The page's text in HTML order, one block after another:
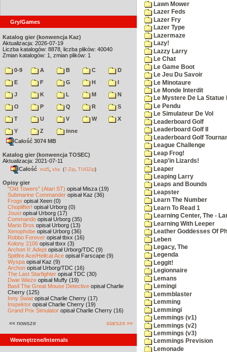
Gry/Games
Katalog gier (konwencja Kaz)
Aktualizacja: 2026-07-19
Liczba katalogów: 8878, liczba plików: 40040
Zmian katalogów: 1, zmian plików: 1
0-9 A B C
D
E
F G H
I
J
K L M
N
O
P Q R
S
T
U V W
X
Y
Z
inne
Całość 3074 MB
Katalog gier (konwencja TOSEC)
Aktualizacja: 2021-07-11
Całość md5 sha (7-Zip TUGZip)
Opisy gier
"Old Towers" (Atari ST) opisał Misza (19)
Submarine Commander opisał Kaz (36)
Frogs opisał Xeen (0)
Choplifter! opisał Urborg (0)
Joust opisał Urborg (17)
Commando opisał Urborg (35)
Mario Bros opisał Urborg (13)
Xenophobe opisał Urborg (36)
Robbo Forever opisał tbxx (16)
Kolony 2106 opisał tbxx (3)
Archon II: Adept opisał Urborg/TDC (9)
Spitfire Ace/Hellcat Ace opisał Farscape (9)
Wyspa opisał Kaz (9)
Archon opisał Urborg/TDC (16)
The Last Starfighter opisał TDC (30)
Dwie Wieże opisał Muffy (19)
Basil The Great Mouse Detective opisał Charlie
Cherry (125)
Inny Świat opisał Charlie Cherry (17)
Inspektor opisał Charlie Cherry (19)
Grand Prix Simulator opisał Charlie Cherry (16)
«« nowsze starsze »»
Wewnętrzne/Internals
Lawn Mower
Lazer Feds
Lazer Fry
Lazer Type
Lazermaze
Lazy!
Lazzy Larry
Le Chat
Le Game Boot
Le Jeu Du Savoir
Le Minotaure
Le Monde Interdit
Le Mystere De La Statue
Le Pendu
Le Simulateur De Vol
Leaderboard Golf
Leaderboard Golf II
Leaderboard Golf
League Challenge
Leap Frog!
Leap'in Lizards!
Leaper
Leaping Larry
Leaps and Bounds
Leapster
Learn The Number
Learn To Read 1
Learning Center, The -
Learning With Leeper
Leather Goddesses Of
Leben
Legacy, The
Legenda
Leggit!
Legionnaire
Lemans
Lemingi
Lemmblaster
Lemming
Lemmingi
Lemmings (v1)
Lemmings (v2)
Lemmings (v3)
Lemmings Prevision
Lemonade